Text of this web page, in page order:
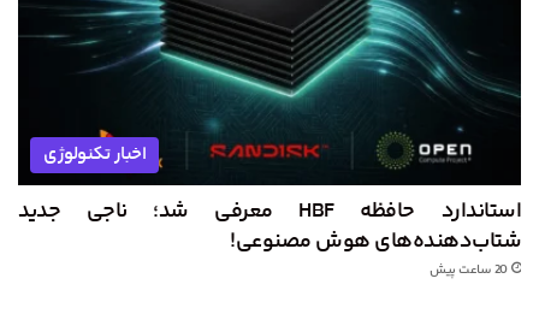
اخبار تکنولوژی
استاندارد حافظه HBF معرفی شد؛ ناجی جدید
شتاب‌دهنده‌های هوش مصنوعی!
20 ساعت پیش